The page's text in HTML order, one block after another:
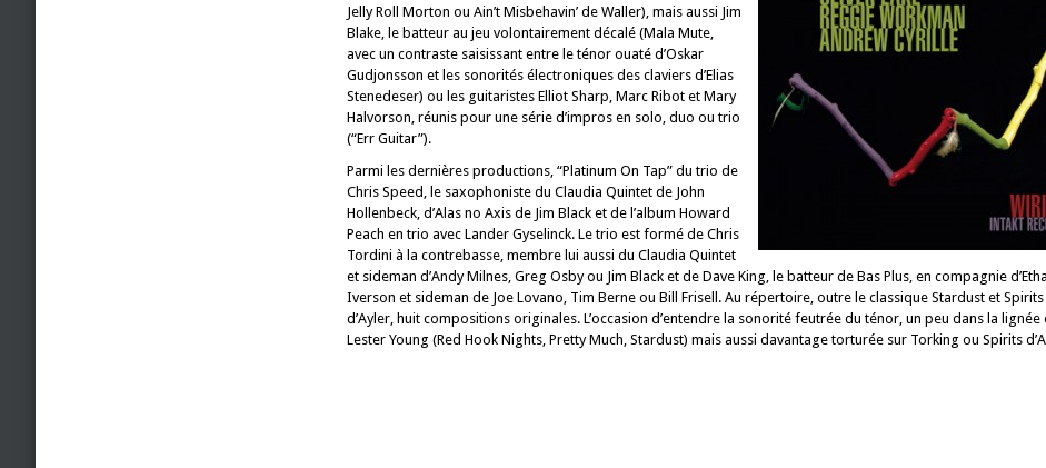
Jelly Roll Morton ou Ain’t Misbehavin’ de Waller), mais aussi Jim
Blake, le batteur au jeu volontairement décalé (Mala Mute,
avec un contraste saisissant entre le ténor ouaté d’Oskar
Gudjonsson et les sonorités électroniques des claviers d’Elias
Stenedeser) ou les guitaristes Elliot Sharp, Marc Ribot et Mary
Halvorson, réunis pour une série d’impros en solo, duo ou trio
(“Err Guitar”).
Parmi les dernières productions, “Platinum On Tap” du trio de
Chris Speed, le saxophoniste du Claudia Quintet de John
Hollenbeck, d’Alas no Axis de Jim Black et de l’album Howard
Peach en trio avec Lander Gyselinck. Le trio est formé de Chris
Tordini à la contrebasse, membre lui aussi du Claudia Quintet
et sideman d’Andy Milnes, Greg Osby ou Jim Black et de Dave King, le batteur de Bas Plus, en compagnie
Iverson et sideman de Joe Lovano, Tim Berne ou Bill Frisell. Au répertoire, outre le classique Stardust et Spirits
d’Ayler, huit compositions originales. L’occasion d’entendre la sonorité feutrée du ténor, un peu dans la lignée
Lester Young (Red Hook Nights, Pretty Much, Stardust) mais aussi davantage torturée sur Torking ou Spirits